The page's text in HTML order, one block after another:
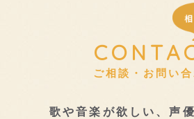
ご相談・お問い合
歌や音楽が欲しい、声